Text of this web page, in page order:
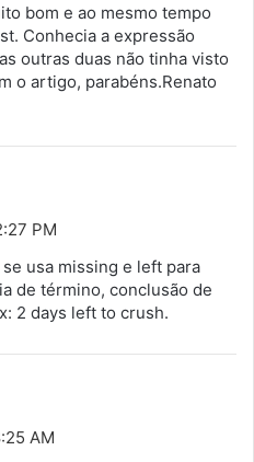
s
e
:
bom e ao mesmo tempo
Conhecia a expressão
outras duas não tinha visto
o artigo, parabéns.Renato
PM
usa missing e left para
de término, conclusão de
2 days left to crush.
AM